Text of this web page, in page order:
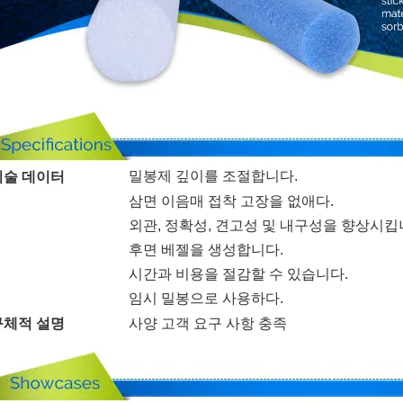
술 데이터
밀봉제 깊이를 조절합니다.
삼면 이음매 접착 고장을 없애다.
외관, 정확성, 견고성 및 내구성을 향상시킵
후면 베젤을 생성합니다.
시간과 비용을 절감할 수 있습니다.
임시 밀봉으로 사용하다.
체적 설명
사양 고객 요구 사항 충족